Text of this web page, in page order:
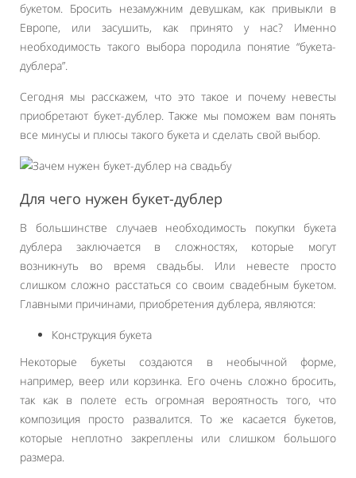
букетом. Бросить незамужним девушкам, как привыкли в
Европе, или засушить, как принято у нас? Именно
необходимость такого выбора породила понятие “букета-
дублера”.
Сегодня мы расскажем, что это такое и почему невесты
приобретают букет-дублер. Также мы поможем вам понять
все минусы и плюсы такого букета и сделать свой выбор.
Для чего нужен букет-дублер
В большинстве случаев необходимость покупки букета
дублера заключается в сложностях, которые могут
возникнуть во время свадьбы. Или невесте просто
слишком сложно расстаться со своим свадебным букетом.
Главными причинами, приобретения дублера, являются:
Конструкция букета
Некоторые букеты создаются в необычной форме,
например, веер или корзинка. Его очень сложно бросить,
так как в полете есть огромная вероятность того, что
композиция просто развалится. То же касается букетов,
которые неплотно закреплены или слишком большого
размера.